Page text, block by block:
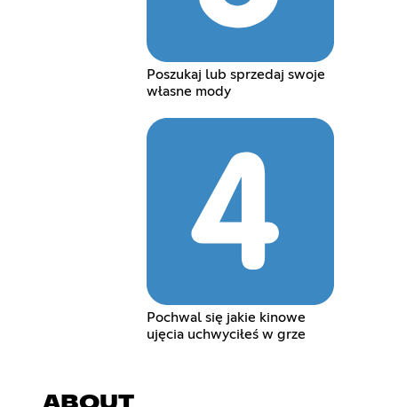
Poszukaj lub sprzedaj swoje
własne mody
Pochwal się jakie kinowe
ujęcia uchwyciłeś w grze